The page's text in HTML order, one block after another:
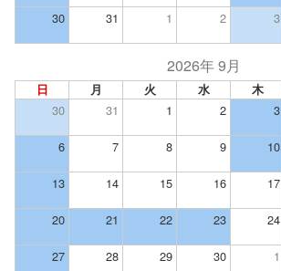
30 31 1 2 3
2026年 9月
日 月 火 水 木
30 31 1 2 3
6 7 8 9 10
13 14 15 16 17
20 21 22 23 24
27 28 29 30 1